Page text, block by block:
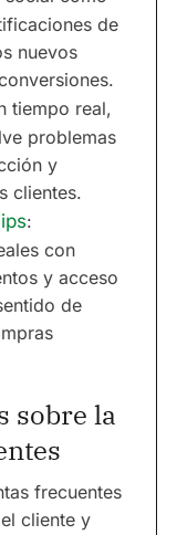
de
nuevos
tiempo real,
problemas
y
clientes.
:
con
y acceso
de
sobre la
frecuentes
cliente y